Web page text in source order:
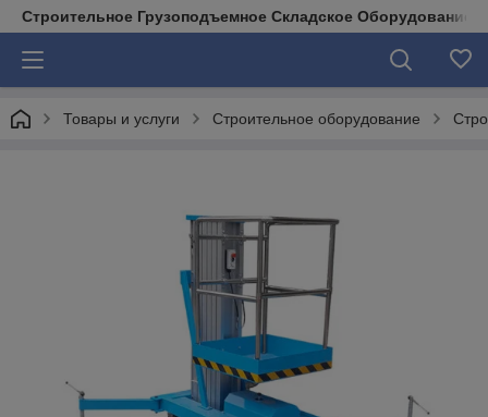
Строительное Грузоподъемное Складское Оборудование
Товары и услуги Строительное оборудование